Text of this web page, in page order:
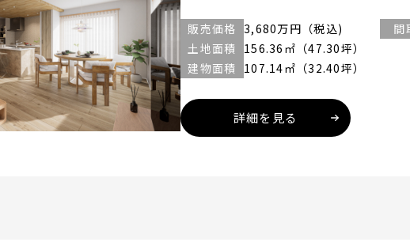
販売価格 3,680万円（税込)
間
土地面積 156.36㎡（47.30坪）
建物面積 107.14㎡（32.40坪）
詳細を見る